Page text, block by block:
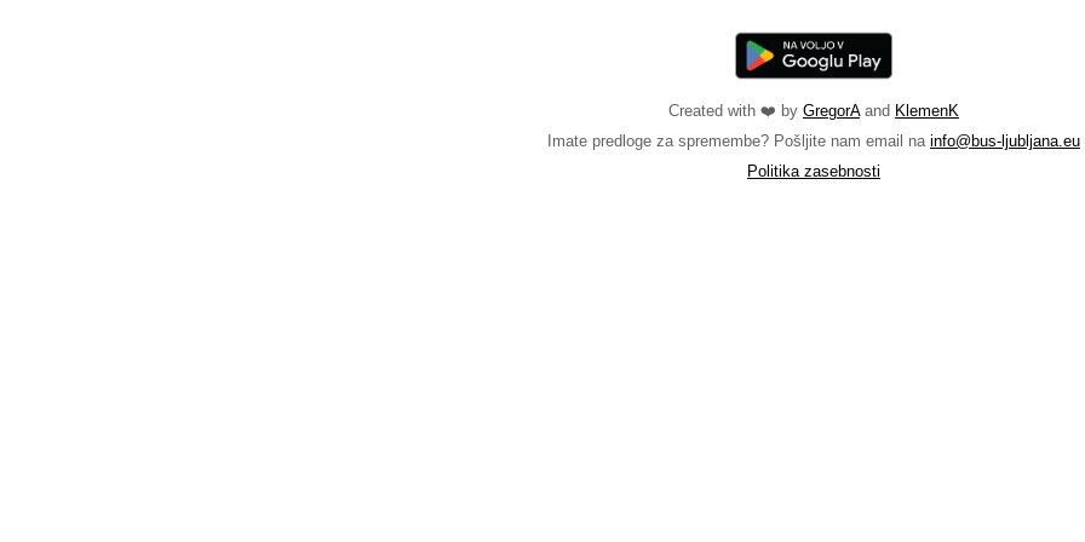
Created with ❤️ by GregorAand KlemenK
Imate predloge za spremembe? Pošljite nam email na info@bus-ljubljana.eu
Politika zasebnosti